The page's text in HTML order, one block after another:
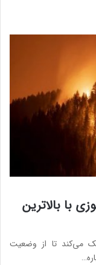
با بالاترین
می‌کند تا از وضعیت